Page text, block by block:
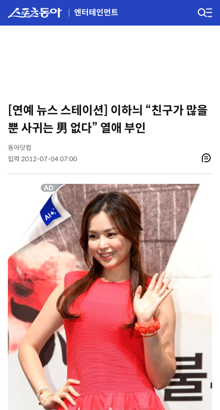
엔터테인먼트
[연예 뉴스 스테이션] 이하늬 “친구가 많을
뿐 사귀는 男 없다” 열애 부인
동아닷컴
입력 2012-07-04 07:00